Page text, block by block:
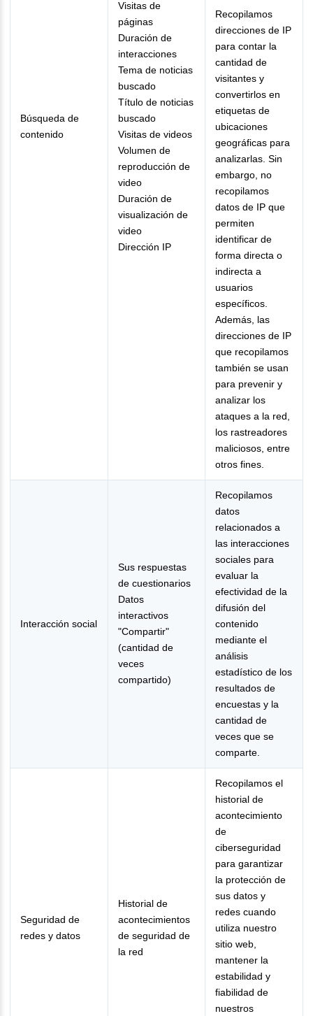
Búsqueda de
contenido
Visitas de
páginas
Duración de
interacciones
Tema de noticias
buscado
Título de noticias
buscado
Visitas de videos
Volumen de
reproducción de
video
Duración de
visualización de
video
Dirección IP
Recopilamos
direcciones de IP
para contar la
cantidad de
visitantes y
convertirlos en
etiquetas de
ubicaciones
geográficas para
analizarlas. Sin
embargo, no
recopilamos
datos de IP que
permiten
identificar de
forma directa o
indirecta a
usuarios
específicos.
Además, las
direcciones de IP
que recopilamos
también se usan
para prevenir y
analizar los
ataques a la red,
los rastreadores
maliciosos, entre
otros fines.
Interacción social
Sus respuestas
de cuestionarios
Datos
interactivos
"Compartir"
(cantidad de
veces
compartido)
Recopilamos
datos
relacionados a
las interacciones
sociales para
evaluar la
efectividad de la
difusión del
contenido
mediante el
análisis
estadístico de los
resultados de
encuestas y la
cantidad de
veces que se
comparte.
Seguridad de
redes y datos
Historial de
acontecimientos
de seguridad de
la red
Recopilamos el
historial de
acontecimiento
de
ciberseguridad
para garantizar
la protección de
sus datos y
redes cuando
utiliza nuestro
sitio web,
mantener la
estabilidad y
fiabilidad de
nuestros